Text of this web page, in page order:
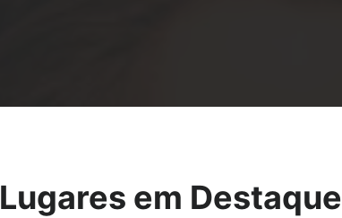
Lugares em Destaque